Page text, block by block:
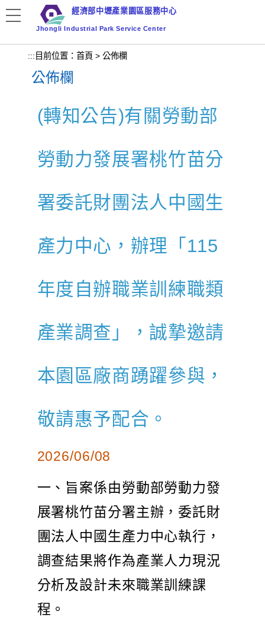
要
容
塊
經濟部中壢產業園區服務中心
Jhongli Industrial Park Service Center
::: 目前位置： 首頁 > 公佈欄
公佈欄
(轉知公告)有關勞動部
勞動力發展署桃竹苗分
署委託財團法人中國生
產力中心，辦理「115
年度自辦職業訓練職類
產業調查」，誠摯邀請
本園區廠商踴躍參與，
敬請惠予配合。
2026/06/08
一、旨案係由勞動部勞動力發
展署桃竹苗分署主辦，委託財
團法人中國生產力中心執行，
調查結果將作為產業人力現況
分析及設計未來職業訓練課
程。